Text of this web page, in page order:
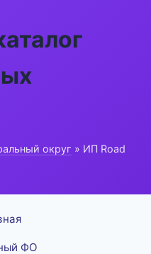
округ » ИП Road
ФО